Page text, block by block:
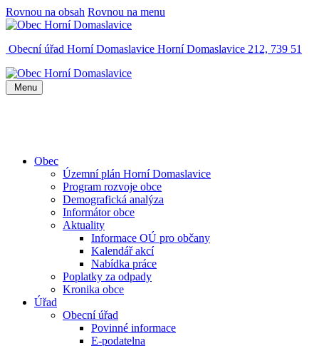
Rovnou na obsah Rovnou na menu
Obecní úřad Horní Domaslavice Horní Domaslavice 212, 739 51
Menu
Obec
Územní plán Horní Domaslavice
Program rozvoje obce
Demografická analýza
Informátor obce
Aktuality
Informace OÚ pro občany
Kalendář akcí
Nabídka práce
Poplatky za odpady
Kronika obce
Úřad
Obecní úřad
Povinné informace
E-podatelna